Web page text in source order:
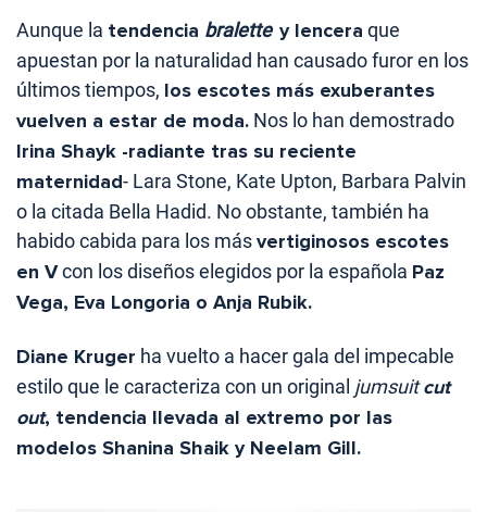
Aunque la tendencia bralette y lencera que
apuestan por la naturalidad han causado furor en los
últimos tiempos, los escotes más exuberantes
vuelven a estar de moda. Nos lo han demostrado
Irina Shayk -radiante tras su reciente
maternidad- Lara Stone, Kate Upton, Barbara Palvin
o la citada Bella Hadid. No obstante, también ha
habido cabida para los másvertiginosos escotes
en Vcon los diseños elegidos por la española Paz
Vega, Eva Longoria o Anja Rubik.
Diane Kruger ha vuelto a hacer gala del impecable
estilo que le caracteriza con un original jumsuitcut
out, tendencia llevada al extremo por las
modelos Shanina Shaik y Neelam Gill.